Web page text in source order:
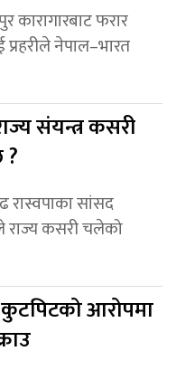
कारागारबाट फरार
नेपाल–भारत
संयन्त्र कसरी
रास्वपाका सांसद
कसरी चलेको
आरोपमा